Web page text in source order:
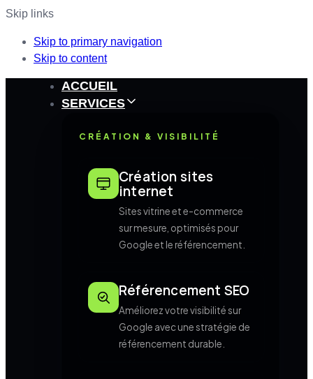
Skip links
Skip to primary navigation
Skip to content
ACCUEIL
SERVICES
CRÉATION & VISIBILITÉ
Création sites
internet
Sites vitrine et e-commerce
sur mesure, optimisés pour
Google et le référencement.
Référencement SEO
Améliorez votre visibilité sur
Google avec une stratégie de
référencement durable.